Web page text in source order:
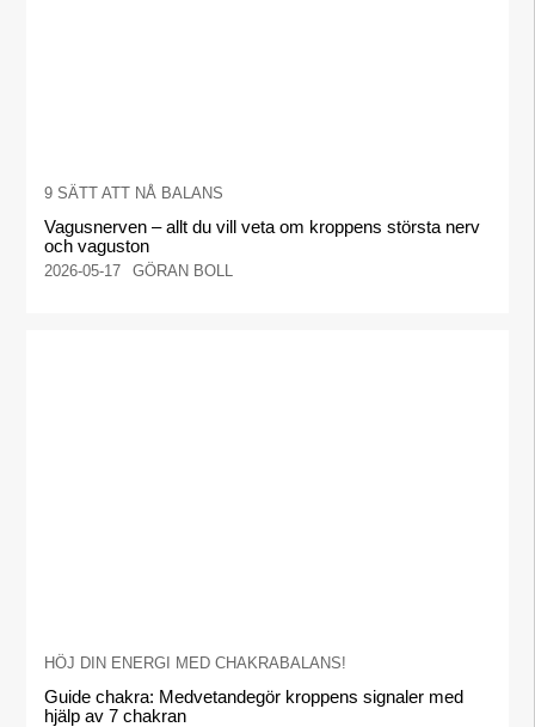
9 SÄTT ATT NÅ BALANS
Vagusnerven – allt du vill veta om kroppens största nerv
och vaguston
2026-05-17 GÖRAN BOLL
HÖJ DIN ENERGI MED CHAKRABALANS!
Guide chakra: Medvetandegör kroppens signaler med
hjälp av 7 chakran